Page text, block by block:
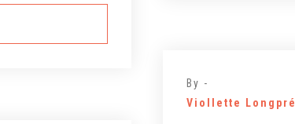
By -
Viollette Longpré